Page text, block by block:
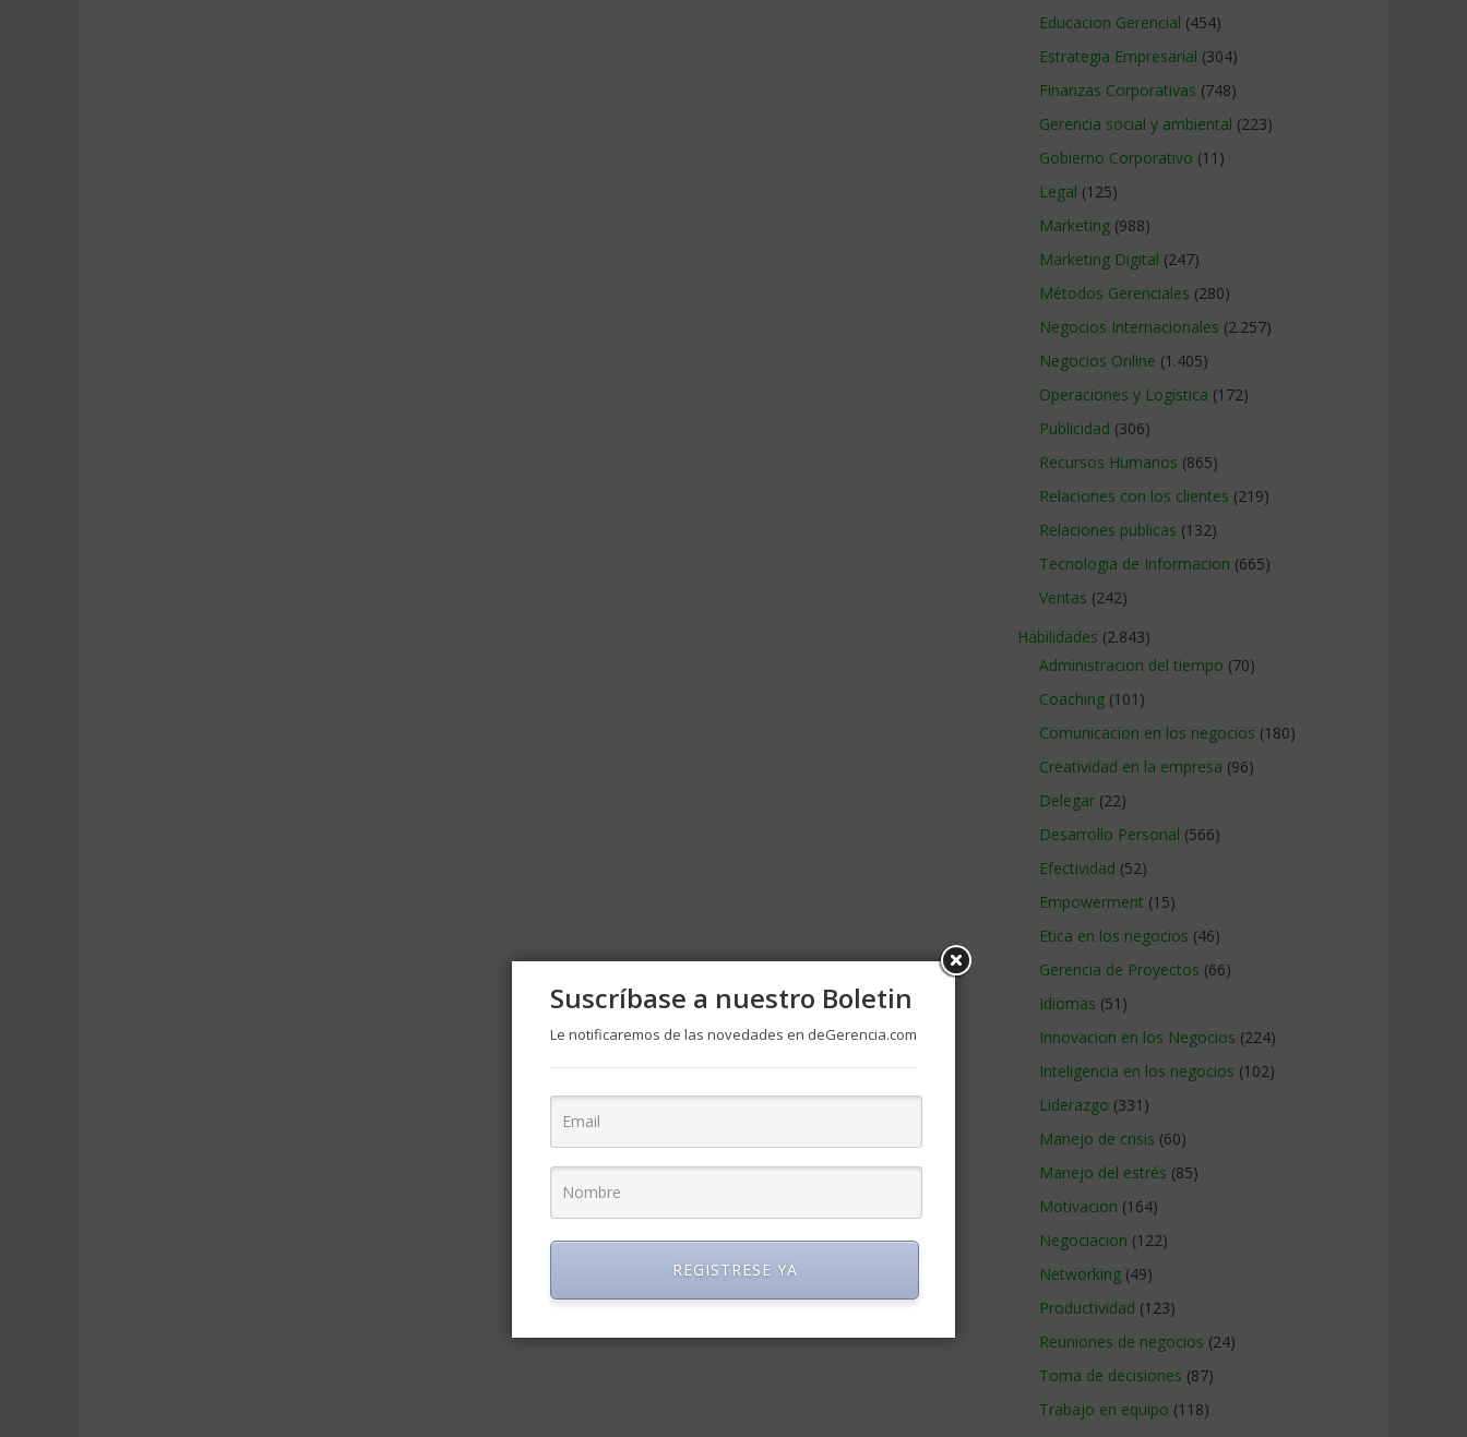
Educacion Gerencial (454)
Estrategia Empresarial (304)
Finanzas Corporativas (748)
Gerencia social y ambiental (223)
Gobierno Corporativo (11)
Legal (125)
Marketing (988)
Marketing Digital (247)
Métodos Gerenciales (280)
Negocios Internacionales (2.257)
Negocios Online (1.405)
Operaciones y Logística (172)
Publicidad (306)
Recursos Humanos (865)
Relaciones con los clientes (219)
Relaciones publicas (132)
Tecnologia de Informacion (665)
Ventas (242)
Habilidades (2.843)
Administracion del tiempo (70)
Coaching (101)
Comunicacion en los negocios (180)
Creatividad en la empresa (96)
Delegar (22)
Desarrollo Personal (566)
Efectividad (52)
Empowerment (15)
Etica en los negocios (46)
Gerencia de Proyectos (66)
Idiomas (51)
Innovacion en los Negocios (224)
Inteligencia en los negocios (102)
Liderazgo (331)
Manejo de crisis (60)
Manejo del estrés (85)
Motivacion (164)
Negociacion (122)
Networking (49)
Productividad (123)
Reuniones de negocios (24)
Toma de decisiones (87)
Trabajo en equipo (118)
Suscríbase a nuestro Boletin
Le notificaremos de las novedades en deGerencia.com
REGISTRESE YA